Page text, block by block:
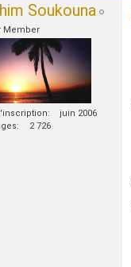
Soukouna
Member
juin 2006
2 726